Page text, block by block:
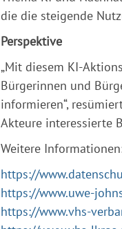
die die steigende
Perspektive
„Mit diesem KI-
Bürgerinnen und
informieren“,
Akteure interessierte
Weitere
https://
https://www.uwe-
https://www.vhs-